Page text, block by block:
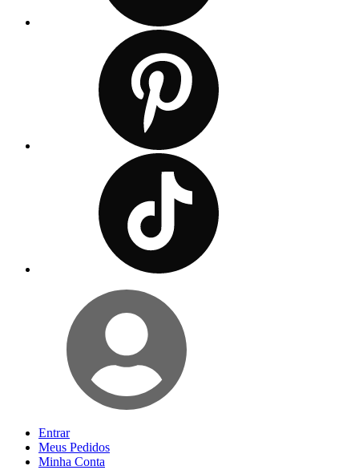
Entrar
Meus Pedidos
Minha Conta